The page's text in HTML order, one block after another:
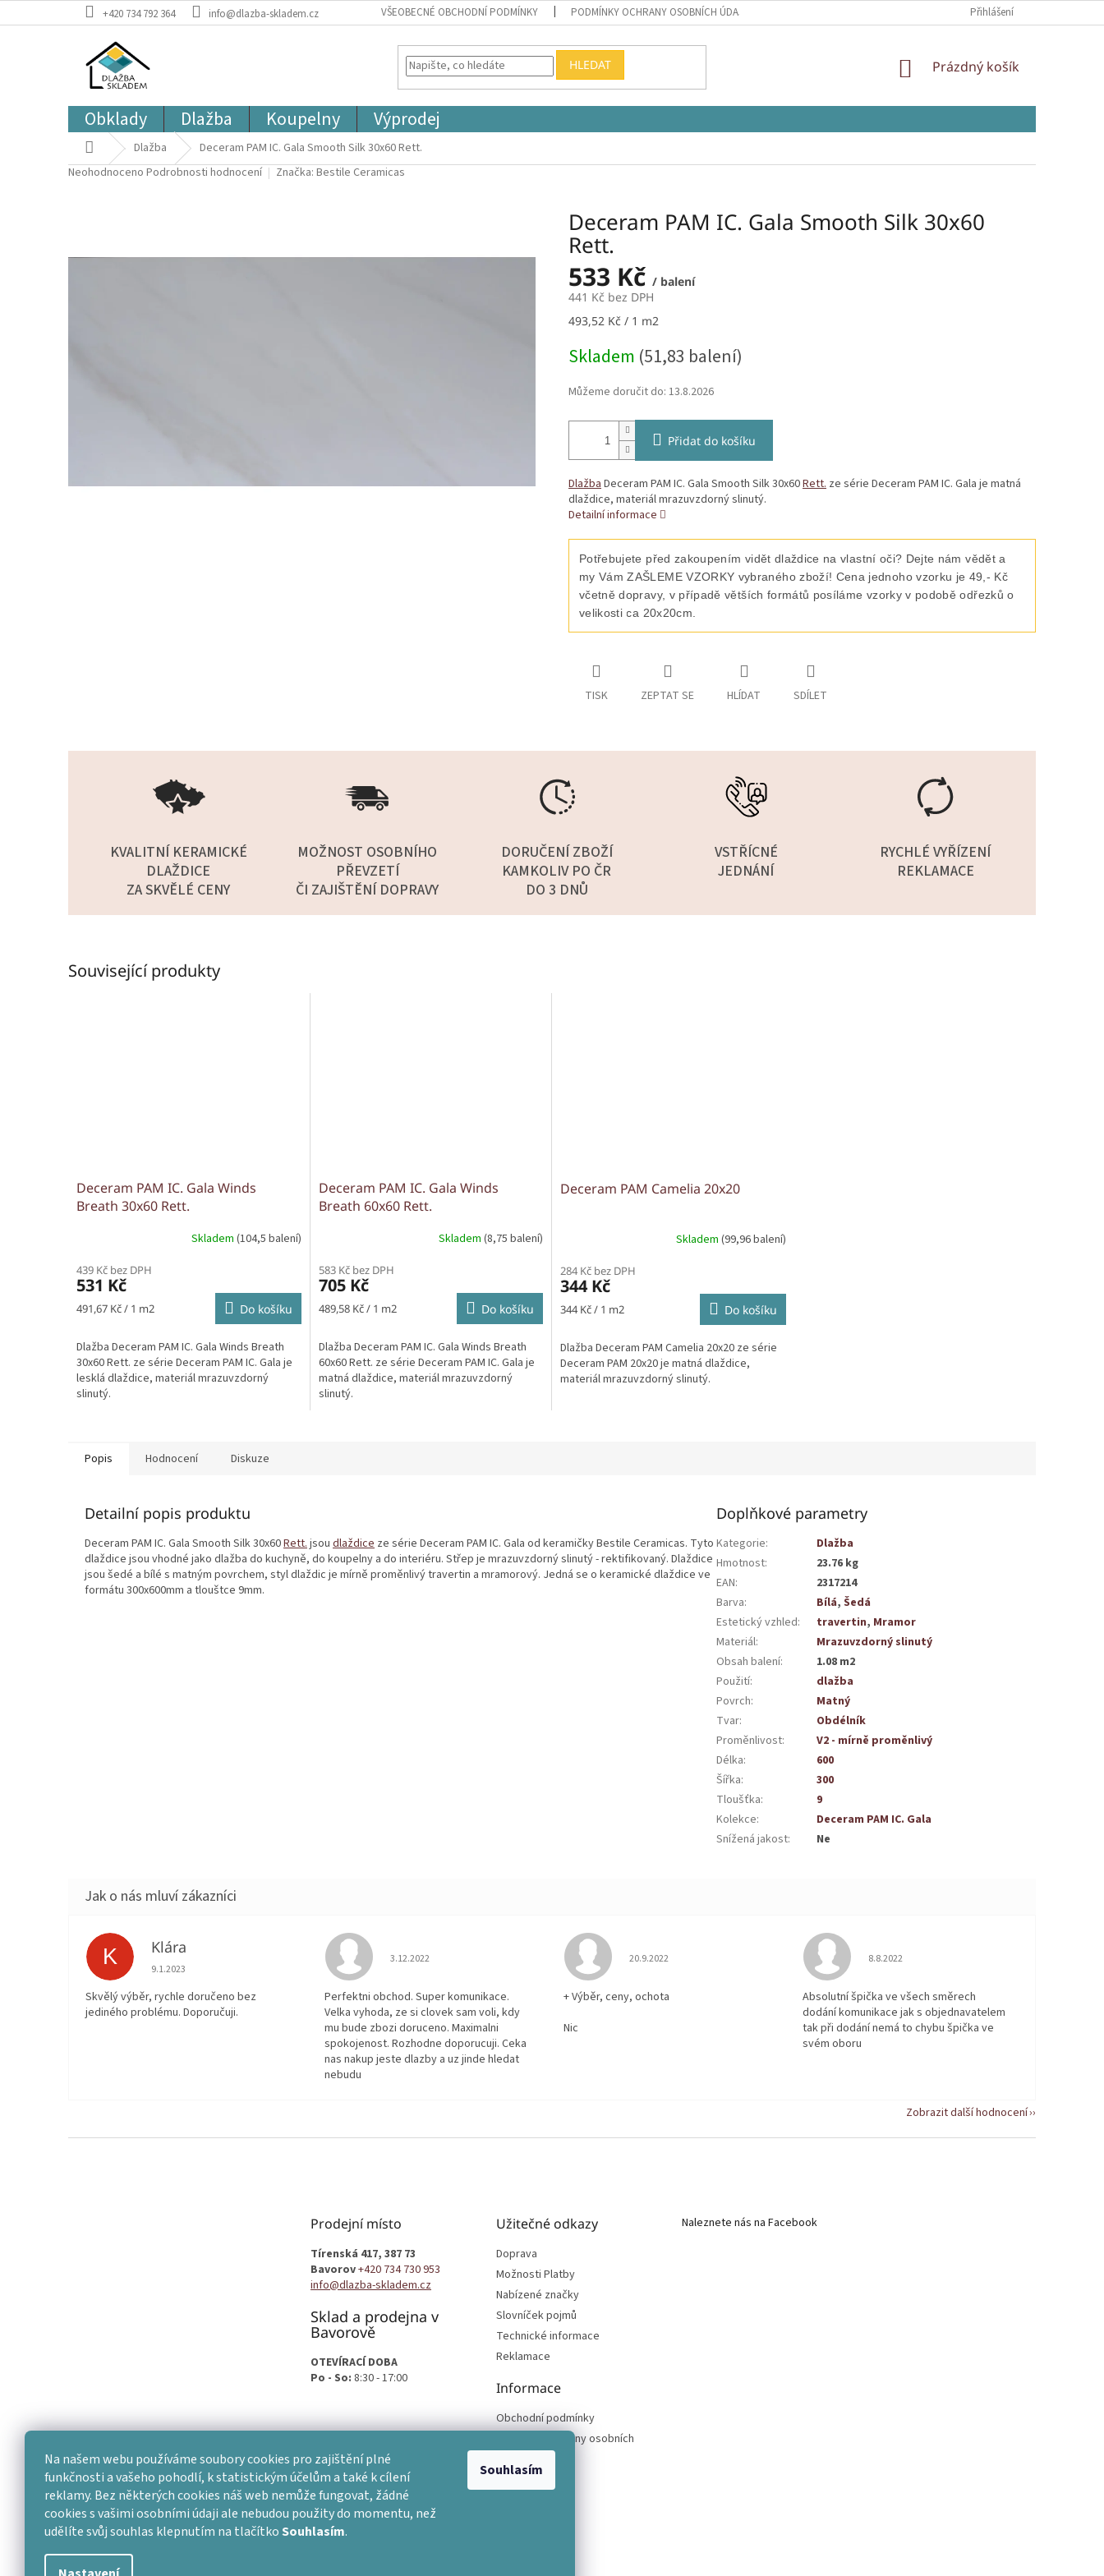
Na našem webu používáme soubory cookies pro zajištění plné
funkčnosti a vašeho pohodlí, k statistickým účelům a také k cílení
reklamy. Bez některých cookies náš web nemůže fungovat, žádné
cookies s vašimi osobními údaji ale nebudou použity do momentu, než
udělíte svůj souhlas klepnutím na tlačítkoSouhlasím.
Souhlasím
na
+420 734 792 364 info@dlazba-skladem.cz VŠEOBECNÉ OBCHODNÍ PODMÍNKY PODMÍNKY OCHRANY OSOBNÍCH ÚDAJŮ Přihlášení
HLEDAT
NÁKUPNÍ
Prázdný košík
Obklady Dlažba Koupelny Výprodej
Domů Dlažba
Deceram PAM IC. Gala Smooth Silk 30x60 Rett.
Průměrné
Neohodnoceno Podrobnosti hodnocení Značka: Bestile Ceramicas
Deceram PAM IC. Gala Smooth Silk 30x60
Rett.
533 Kč / balení
441 Kč bez DPH
Měrná
493,52 Kč / 1 m2
Skladem (51,83 balení)
Můžeme doručit do: 13.8.2026
Přidat do košíku
DlažbaDeceram PAM IC. Gala Smooth Silk 30x60Rett. ze série Deceram PAM IC. Gala je matná
dlaždice, materiál mrazuvzdorný slinutý.
Detailní informace
Potřebujete před zakoupením vidět dlaždice na vlastní oči? Dejte nám vědět a
my Vám ZAŠLEME VZORKY vybraného zboží! Cena jednoho vzorku je 49,- Kč
včetně dopravy, v případě větších formátů posíláme vzorky v podobě odřezků o
velikosti ca 20x20cm.
TISK ZEPTAT SE HLÍDAT SDÍLET
KVALITNÍ KERAMICKÉ
DLAŽDICE
ZA SKVĚLÉ CENY
MOŽNOST OSOBNÍHO
PŘEVZETÍ
ČI ZAJIŠTĚNÍ DOPRAVY
DORUČENÍ ZBOŽÍ
KAMKOLIV PO ČR
DO 3 DNŮ
VSTŘÍCNÉ
JEDNÁNÍ
RYCHLÉ VYŘÍZENÍ
REKLAMACE
Související produkty
Deceram PAM IC. Gala Winds
Breath 30x60 Rett.
Skladem (104,5 balení)
439 Kč bez DPH
531 Kč
Měrná
491,67 Kč / 1 m2 Do košíku
Dlažba Deceram PAM IC. Gala Winds Breath
30x60 Rett. ze série Deceram PAM IC. Gala je
lesklá dlaždice, materiál mrazuvzdorný
slinutý.
Deceram PAM IC. Gala Winds
Breath 60x60 Rett.
Skladem (8,75 balení)
583 Kč bez DPH
705 Kč
Měrná
489,58 Kč / 1 m2 Do košíku
Dlažba Deceram PAM IC. Gala Winds Breath
60x60 Rett. ze série Deceram PAM IC. Gala je
matná dlaždice, materiál mrazuvzdorný
slinutý.
Deceram PAM Camelia 20x20
Skladem (99,96 balení)
284 Kč bez DPH
344 Kč
Měrná
344 Kč / 1 m2 Do košíku
Dlažba Deceram PAM Camelia 20x20 ze série
Deceram PAM 20x20 je matná dlaždice,
materiál mrazuvzdorný slinutý.
Popis Hodnocení Diskuze
Detailní popis produktu
Deceram PAM IC. Gala Smooth Silk 30x60Rett. jsou dlaždice ze série Deceram PAM IC. Gala od keramičky Bestile Ceramicas. Tyto
dlaždice jsou vhodné jako dlažba do kuchyně, do koupelny a do interiéru. Střep je mrazuvzdorný slinutý - rektifikovaný. Dlaždice
jsou šedé a bílé s matným povrchem, styl dlaždic je mírně proměnlivý travertin a mramorový. Jedná se o keramické dlaždice ve
formátu 300x600mm a tlouštce 9mm.
Doplňkové parametry
Kategorie:
Dlažba
Hmotnost:
23.76 kg
EAN:
2317214
Barva: Bílá, Šedá
Estetický vzhled: travertin, Mramor
Materiál:
Mrazuvzdorný slinutý
Obsah balení:
1.08 m2
Použití:
dlažba
Povrch:
Matný
Tvar:
Obdélník
Proměnlivost:
V2 - mírně proměnlivý
Délka:
600
Šířka:
300
Tloušťka:
9
Kolekce:
Deceram PAM IC. Gala
Snížená jakost: Ne
K Klára
Hodnocení obchodu je 5 z 5 hvězdiček.
9.1.2023
Skvělý výběr, rychle doručeno bez
jediného problému. Doporučuji.
Hodnocení obchodu je 5 z 5 hvězdiček.
3.12.2022
Perfektni obchod. Super komunikace.
Velka vyhoda, ze si clovek sam voli, kdy
mu bude zbozi doruceno. Maximalni
spokojenost. Rozhodne doporucuji. Ceka
nas nakup jeste dlazby a uz jinde hledat
nebudu
Hodnocení obchodu je 5 z 5 hvězdiček.
20.9.2022
+ Výběr, ceny, ochota
Nic
Hodnocení obchodu je 5 z 5 hvězdiček.
8.8.2022
Absolutní špička ve všech směrech
dodání komunikace jak s objednavatelem
tak při dodání nemá to chybu špička ve
svém oboru
Zobrazit další hodnocení
Prodejní místo
Tírenská 417, 387 73
Bavorov+420 734 730 953
info@dlazba-skladem.cz
Sklad a prodejna v
Bavorově
OTEVÍRACÍ DOBA
Po - So: 8:30 - 17:00
Užitečné odkazy
Doprava
Možnosti Platby
Nabízené značky
Slovníček pojmů
Technické informace
Reklamace
Informace
Obchodní podmínky
Podmínky ochrany osobních
podmínek
Naleznete nás na Facebook